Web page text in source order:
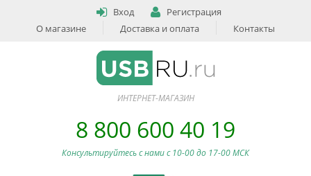
Вход
Регистрация
О магазине
Доставка и оплата Контакты
ИНТЕРНЕТ-МАГАЗИН
8 800 600 40 19
Консультируйтесь с нами c 10-00 до 17-00 МСК